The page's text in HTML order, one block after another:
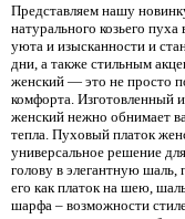
Представляем нашу
натурального козьего
уюта и изысканности и
дни, а также стильным
женский — это не просто
комфорта. Изготовленный
женский нежно обнимает
тепла. Пуховый платок
универсальное решение
голову в элегантную
его как платок на шею,
шарфа – возможности